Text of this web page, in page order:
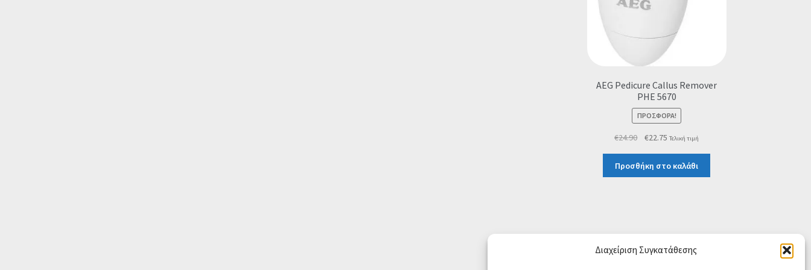
Διαχείριση Συγκατάθεσης
AEG Pedicure Callus Remover
PHE 5670
ΠΡΟΣΦΟΡΆ!
€24.90
Original
was:
€24.90.
€22.75 Η
τιμή
είναι:
Τελική τιμή
Προσθήκη στο καλάθι